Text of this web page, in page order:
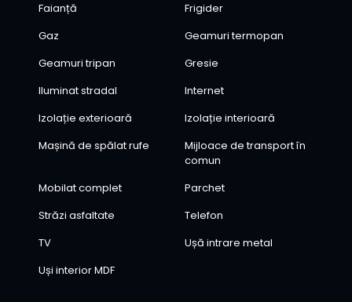
Faianță
Frigider
Gaz
Geamuri termopan
Geamuri tripan
Gresie
Iluminat stradal
Internet
Izolație exterioară
Izolație interioară
Mașină de spălat rufe
Mijloace de transport în
comun
Mobilat complet
Parchet
Străzi asfaltate
Telefon
TV
Ușă intrare metal
Uși interior MDF